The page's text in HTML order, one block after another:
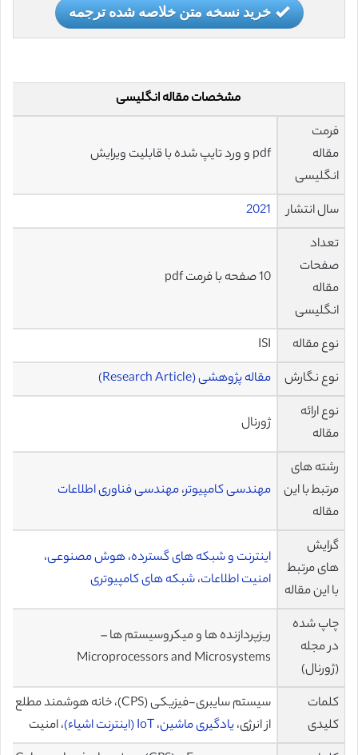
خرید نسخه متن خلاصه شده ترجمه
مشخصات مقاله انگلیسی
فرمت
مقاله
انگلیسی
pdf و ورد تایپ شده با قابلیت ویرایش
سال انتشار
2021
تعداد
صفحات
مقاله
انگلیسی
10 صفحه با فرمت pdf
نوع مقاله
ISI
نوع نگارش
مقاله پژوهشی (Research Article)
نوع ارائه
مقاله
ژورنال
رشته های
مرتبط با این
مقاله
مهندسی کامپیوتر،مهندسی فناوری اطلاعات
گرایش
های مرتبط
با این مقاله
اینترنت و شبکه های گسترده،هوش مصنوعی،
امنیت اطلاعات،شبکه های کامپیوتری
چاپ شده
در مجله
(ژورنال)
ریزپردازنده ها و میکروسیستم ها –
Microprocessors and Microsystems
کلمات
کلیدی
سیستم سایبری-فیزیکی (CPS)، خانه هوشمند مطلع
از انرژی،یادگیری ماشین،
، امنیت